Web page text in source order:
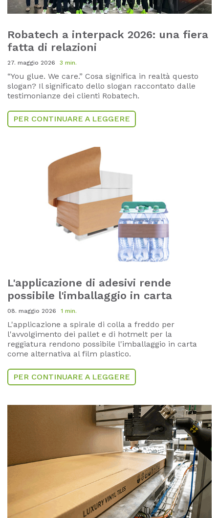
Robatech a interpack 2026: una fiera
fatta di relazioni
27. maggio 2026 3 min.
“You glue. We care.” Cosa significa in realtà questo
slogan? Il significato dello slogan raccontato dalle
testimonianze dei clienti Robatech.
PER CONTINUARE A LEGGERE
L'applicazione di adesivi rende
possibile l'imballaggio in carta
08. maggio 2026 1 min.
L'applicazione a spirale di colla a freddo per
l'avvolgimento dei pallet e di hotmelt per la
reggiatura rendono possibile l'imballaggio in carta
come alternativa al film plastico.
PER CONTINUARE A LEGGERE